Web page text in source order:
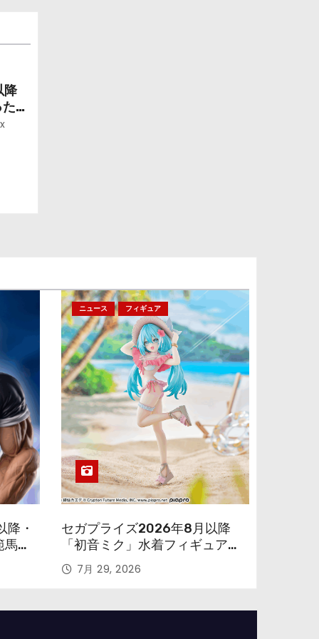
降
ら
」
・
勇
ニュース フィギュア
セガプライズ2026年8月以降
「初音ミク」水着フィギュアが
色味を変えて再登場！
7月 29, 2026